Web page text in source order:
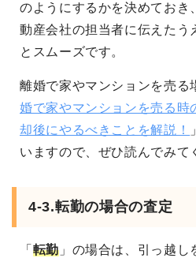
のようにするかを決めておき
動産会社の担当者に伝えたう
とスムーズです。
離婚で家やマンションを売る
婚で家やマンションを売る時
却後にやるべきことを解説！
いますので、ぜひ読んでみて
4-3.転勤の場合の査定
「 転勤」の場合は、引っ越し